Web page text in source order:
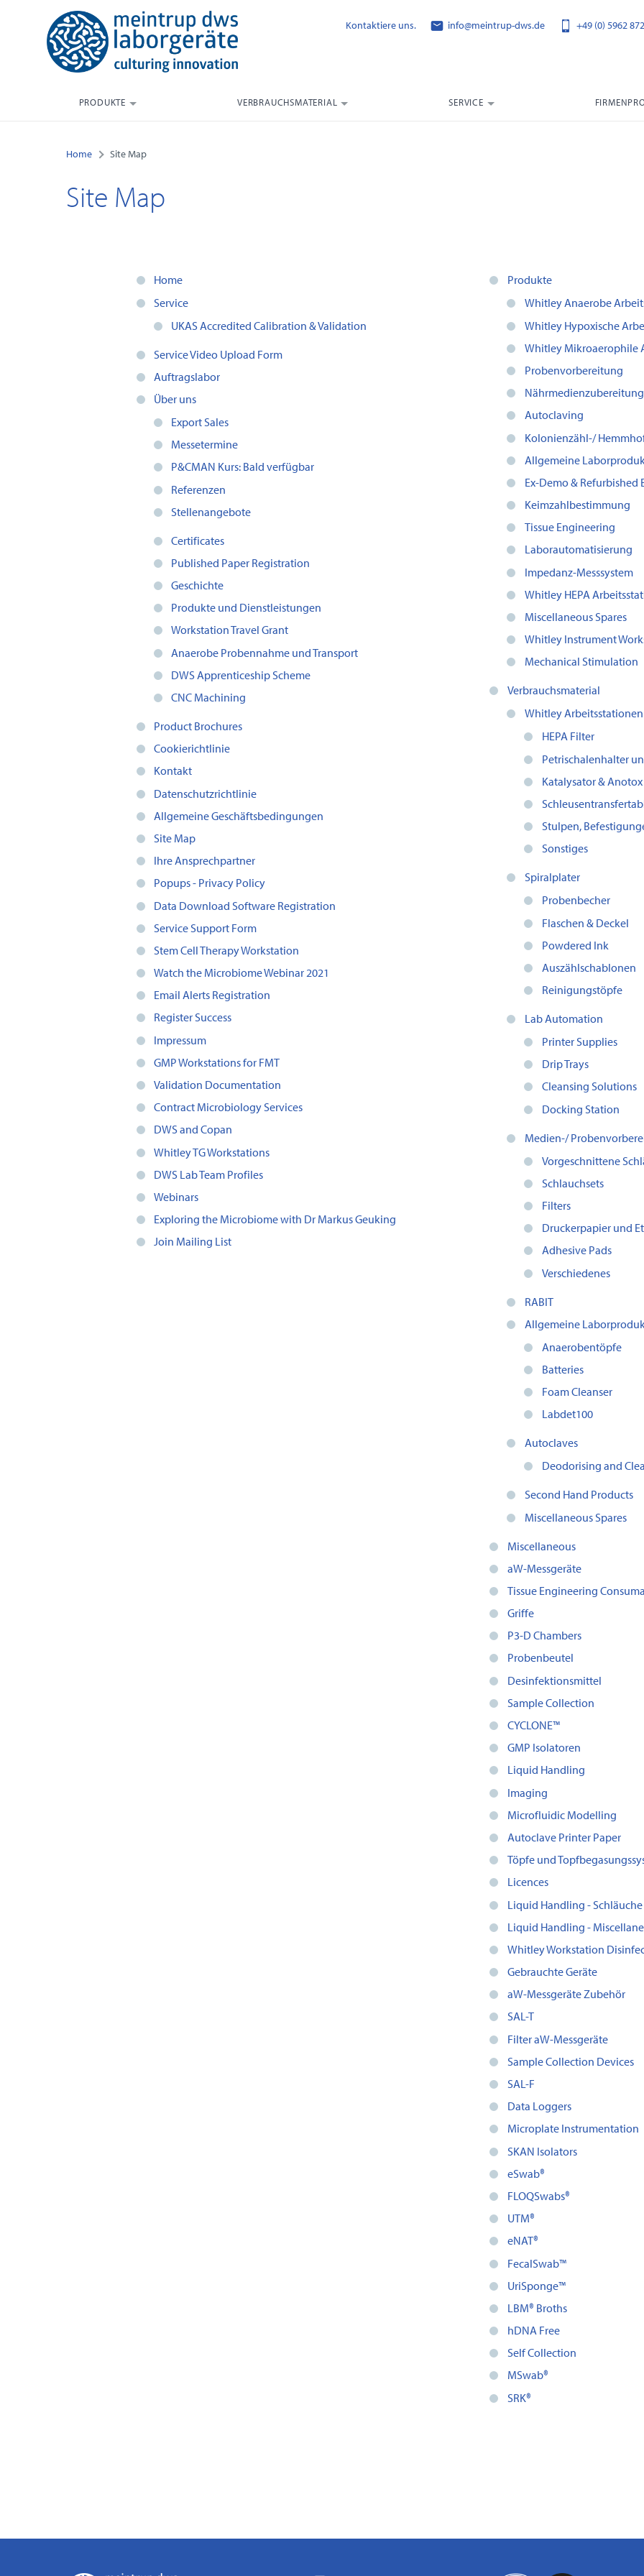
Kontaktiere uns. info@meintrup-dws.de +49 (0) 5962
PRODUKTE VERBRAUCHSMATERIAL SERVICE
Home Site Map
Site Map
Home
Service
UKAS Accredited Calibration & Validation
Service Video Upload Form
Auftragslabor
Über uns
Export Sales
Messetermine
P&CMAN Kurs: Bald verfügbar
Referenzen
Stellenangebote
Certificates
Published Paper Registration
Geschichte
Produkte und Dienstleistungen
Workstation Travel Grant
Anaerobe Probennahme und Transport
DWS Apprenticeship Scheme
CNC Machining
Product Brochures
Cookierichtlinie
Kontakt
Datenschutzrichtlinie
Allgemeine Geschäftsbedingungen
Site Map
Ihre Ansprechpartner
Popups - Privacy Policy
Data Download Software Registration
Service Support Form
Stem Cell Therapy Workstation
Watch the Microbiome Webinar 2021
Email Alerts Registration
Register Success
Impressum
GMP Workstations for FMT
Validation Documentation
Contract Microbiology Services
DWS and Copan
Whitley TG Workstations
DWS Lab Team Profiles
Webinars
Exploring the Microbiome with Dr Markus Geuking
Join Mailing List
Produkte
Whitley Anaerobe
Whitley Hypoxische
Whitley Mikroaerophile
Probenvorbereitung
Nährmedienzubereitung
Autoclaving
Kolonienzähl-/
Allgemeine
Ex-Demo & Refurbished
Keimzahlbestimmung
Tissue Engineering
Laborautomatisierung
Impedanz-Messsystem
Whitley HEPA
Miscellaneous Spares
Whitley Instrument
Mechanical Stimulation
Verbrauchsmaterial
Whitley Arbeitsstationen
HEPA Filter
Petrischalenhalter
Katalysator & Anotox
Stulpen,
Sonstiges
Spiralplater
Probenbecher
Flaschen & Deckel
Powdered Ink
Auszählschablonen
Reinigungstöpfe
Lab Automation
Printer Supplies
Drip Trays
Cleansing Solutions
Docking Station
Medien-/
Vorgeschnittene
Schlauchsets
Filters
Druckerpapier und
Adhesive Pads
Verschiedenes
RABIT
Allgemeine
Anaerobentöpfe
Batteries
Foam Cleanser
Labdet100
Autoclaves
Deodorising and
Second Hand Products
Miscellaneous Spares
Miscellaneous
aW-Messgeräte
Tissue Engineering
Griffe
P3-D Chambers
Probenbeutel
Desinfektionsmittel
Sample Collection
CYCLONE™
GMP Isolatoren
Liquid Handling
Imaging
Microfluidic Modelling
Autoclave Printer Paper
Töpfe und
Licences
Liquid Handling - Schläuche
Liquid Handling -
Whitley Workstation
Gebrauchte Geräte
aW-Messgeräte Zubehör
SAL-T
Filter aW-Messgeräte
Sample Collection Devices
SAL-F
Data Loggers
Microplate Instrumentation
SKAN Isolators
eSwab®
FLOQSwabs®
UTM®
eNAT®
FecalSwab™
UriSponge™
LBM® Broths
hDNA Free
Self Collection
MSwab®
SRK®